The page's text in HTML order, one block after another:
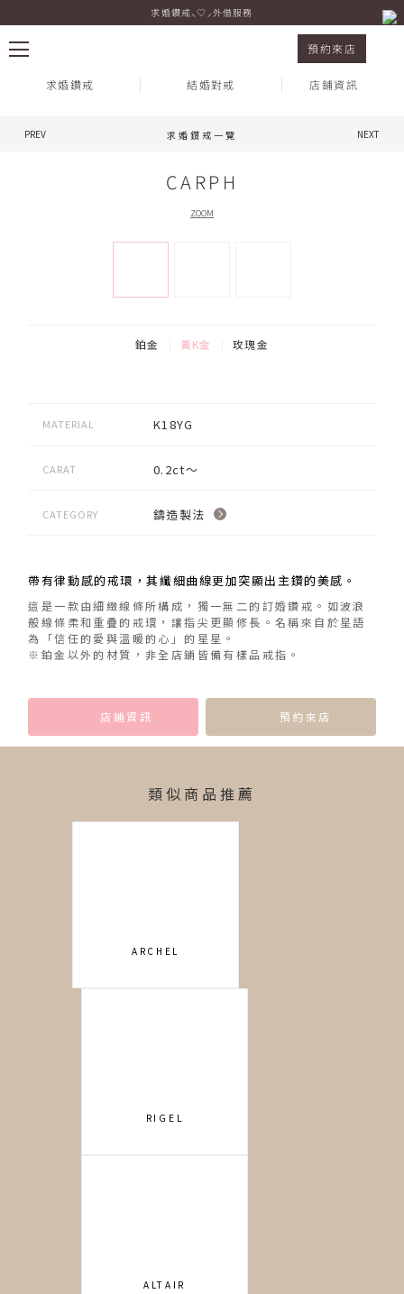
求婚鑽戒 CARPH 黃K金求婚鑽戒⸜♡⸝外借服務
預約來店
求婚鑽戒 結婚對戒 店鋪資訊
求婚鑽戒一覽 NEXT
PREV
鉑金 黃K金 玫瑰金
ZOOM
CARPH
帶有律動感的戒環，其纖細曲線更加突顯出主鑽的美感。
這是一款由細緻線條所構成，獨一無二的訂婚鑽戒。如波浪
般線條柔和重疊的戒環，讓指尖更顯修長。名稱來自於星語
為「信任的愛與溫暖的心」的星星。
※鉑金以外的材質，非全店鋪皆備有樣品戒指。
MATERIAL K18YG
CARAT 0.2ct～
CATEGORY 鑄造製法
店鋪資訊 預約來店
類似商品推薦
ARCHEL
RIGEL
ALTAIR